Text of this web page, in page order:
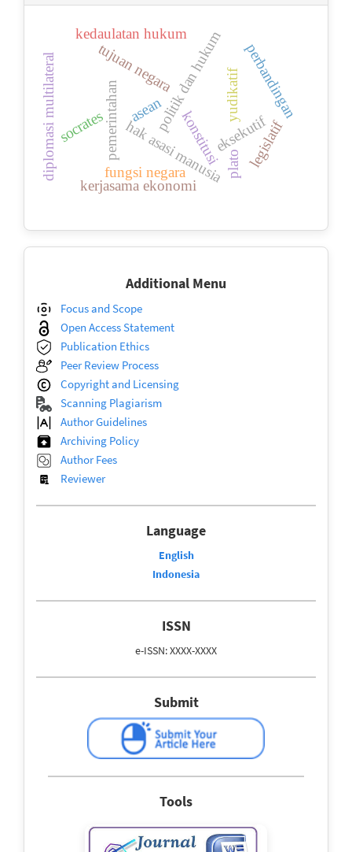
konstitusi
hak asasi manusia
politik dan hukumeksekutif
yudikatif
legislatif
fungsi negara
pemerintahan
socrates
plato
tujuan negara
kedaulatan hukum
perbandingan
asean
diplomasi multilateral
kerjasama ekonomi
Additional Menu
Focus and Scope
Open Access Statement
Publication Ethics
Peer Review Process
Copyright and Licensing
Scanning Plagiarism
Author Guidelines
Archiving Policy
Author Fees
Reviewer
Language
English
Indonesia
ISSN
e-ISSN: XXXX-XXXX
Submit
Tools